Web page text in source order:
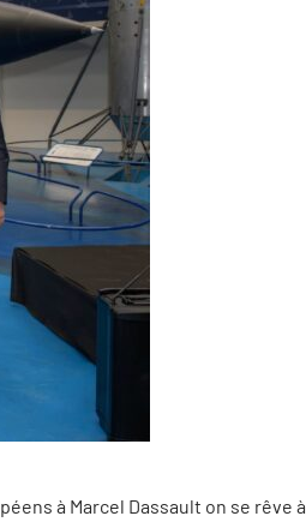
à Marcel Dassault on se rêve à